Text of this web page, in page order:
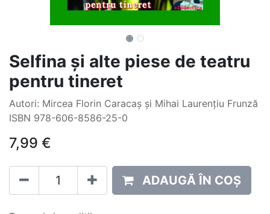
Selfina și alte piese de teatru
pentru tineret
Autori: Mircea Florin Caracaș și Mihai Laurențiu Frunză
ISBN 978-606-8586-25-0
7,99 €
ADAUGĂ ÎN COȘ